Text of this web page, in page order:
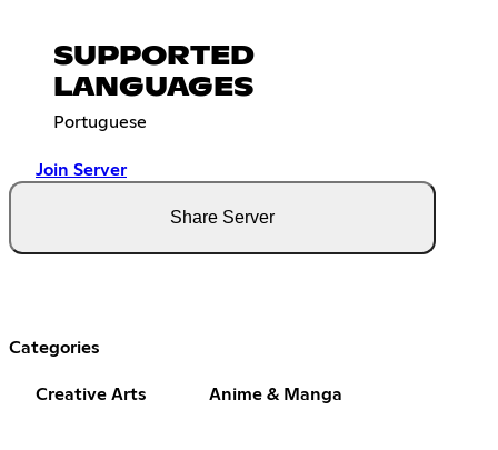
SUPPORTED
LANGUAGES
Portuguese
Join Server
Share Server
Categories
Creative Arts Anime & Manga